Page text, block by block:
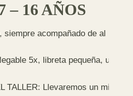
– 16 AÑOS
siempre acompañado de al
5x, libreta pequeña, un
TALLER: Llevaremos un